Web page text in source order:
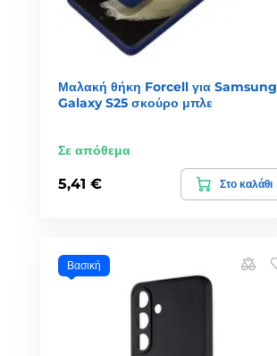
Μαλακή θήκη Forcell για Samsung
Galaxy S25 σκούρο μπλε
Σε απόθεμα
5,41 € Στο καλάθι
Βασική